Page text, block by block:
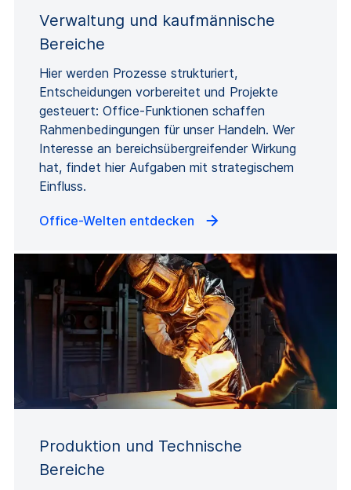
Verwaltung und kaufmännische
Bereiche
Hier werden Prozesse strukturiert,
Entscheidungen vorbereitet und Projekte
gesteuert: Office-Funktionen schaffen
Rahmenbedingungen für unser Handeln. Wer
Interesse an bereichsübergreifender Wirkung
hat, findet hier Aufgaben mit strategischem
Einfluss.
Office-Welten entdecken
Produktion und Technische
Bereiche